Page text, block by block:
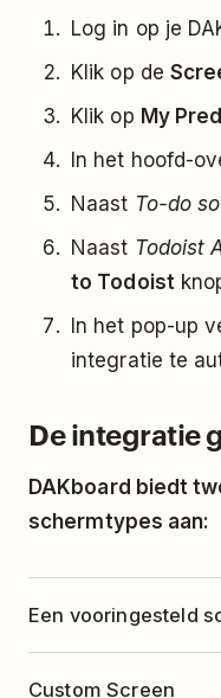
Log in op je
Klik op de
Klik op My
In het hoofd-
Naast To-do
Naast Todoist
to Todoist
In het pop-up
integratie te
De integratie
DAKboard biedt
schermtypes aan:
Een vooringesteld
Custom Screen